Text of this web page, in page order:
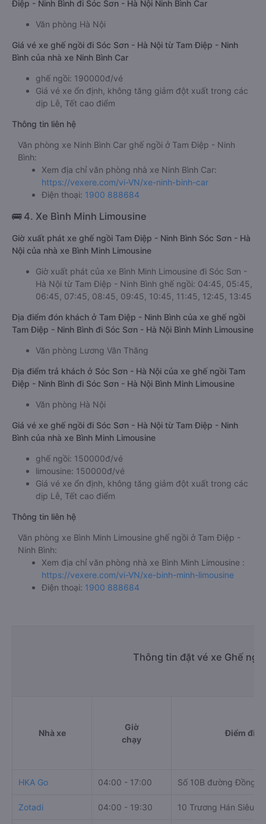
Điệp - Ninh Bình đi Sóc Sơn - Hà Nội Ninh Bình Car
Văn phòng Hà Nội
Giá vé xe ghế ngồi đi Sóc Sơn - Hà Nội từ Tam Điệp - Ninh
Bình của nhà xe Ninh Bình Car
ghế ngồi: 190000đ/vé
Giá vé xe ổn định, không tăng giảm đột xuất trong các
dịp Lễ, Tết cao điểm
Thông tin liên hệ
Văn phòng xe Ninh Bình Car ghế ngồi ở Tam Điệp - Ninh
Bình:
Xem địa chỉ văn phòng nhà xe Ninh Bình Car:
https://vexere.com/vi-VN/xe-ninh-binh-car
Điện thoại: 1900 888684
🚌 4. Xe Bình Minh Limousine
Giờ xuất phát xe ghế ngồi Tam Điệp - Ninh Bình Sóc Sơn - Hà
Nội của nhà xe Bình Minh Limousine
Giờ xuất phát của xe Bình Minh Limousine đi Sóc Sơn -
Hà Nội từ Tam Điệp - Ninh Bình ghế ngồi: 04:45, 05:45,
06:45, 07:45, 08:45, 09:45, 10:45, 11:45, 12:45, 13:45
Địa điểm đón khách ở Tam Điệp - Ninh Bình của xe ghế ngồi
Tam Điệp - Ninh Bình đi Sóc Sơn - Hà Nội Bình Minh Limousine
Văn phòng Lương Văn Thăng
Địa điểm trả khách ở Sóc Sơn - Hà Nội của xe ghế ngồi Tam
Điệp - Ninh Bình đi Sóc Sơn - Hà Nội Bình Minh Limousine
Văn phòng Hà Nội
Giá vé xe ghế ngồi đi Sóc Sơn - Hà Nội từ Tam Điệp - Ninh
Bình của nhà xe Bình Minh Limousine
ghế ngồi: 150000đ/vé
limousine: 150000đ/vé
Giá vé xe ổn định, không tăng giảm đột xuất trong các
dịp Lễ, Tết cao điểm
Thông tin liên hệ
Văn phòng xe Bình Minh Limousine ghế ngồi ở Tam Điệp -
Ninh Bình:
Xem địa chỉ văn phòng nhà xe Bình Minh Limousine :
https://vexere.com/vi-VN/xe-binh-minh-limousine
Điện thoại: 1900 888684
Thông tin đặt vé xe Ghế
Nhà xe
Giờ
chạy
Điểm đi
HKA Go 04:00 - 17:00 Số 10B đường Đồng
Zotadi 04:00 - 19:30 10 Trương Hán Siêu